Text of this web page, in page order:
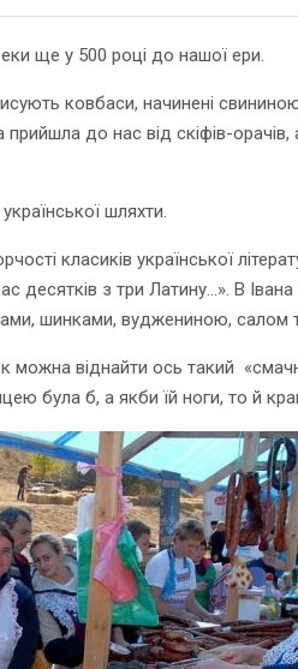
ще у 500 році до нашої ери.
ковбаси, начинені
до нас від скіфів-орачів,
шляхти.
класиків української
десятків з три Латину…». В
шинками, вуджениною, салом
можна віднайти ось такий
була б, а якби їй ноги, то й